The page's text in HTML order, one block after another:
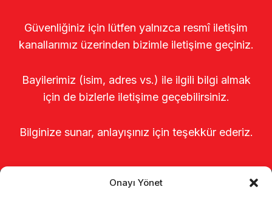
Onayı Yönet
Güvenliğiniz için lütfen yalnızca resmî iletişim
kanallarımız üzerinden bizimle iletişime geçiniz.
Bayilerimiz (isim, adres vs.) ile ilgili bilgi almak
için de bizlerle iletişime geçebilirsiniz.
Bilginize sunar, anlayışınız için teşekkür ederiz.